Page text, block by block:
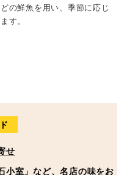
の鮮魚を用い、季節に応じ
す。
せ
小室」など、名店の味をお